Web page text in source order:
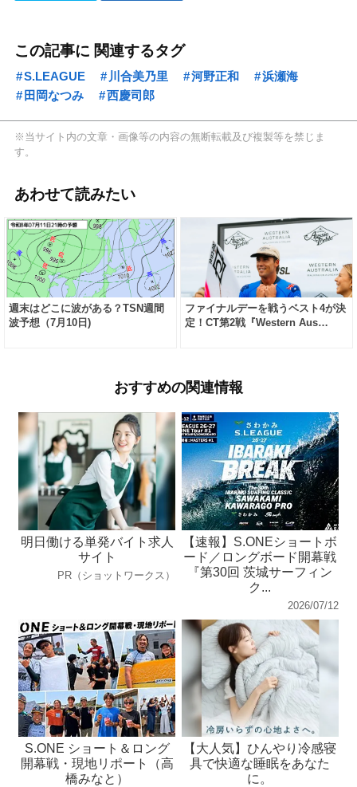
この記事に 関連するタグ
S.LEAGUE 川合美乃里 河野正和
浜瀬海
田岡なつみ
西慶司郎
※当サイト内の文章・画像等の内容の無断転載及び複製等を禁じま
す。
あわせて読みたい
週末はどこに波がある？TSN週間
波予想（7月10日)
ファイナルデーを戦うベスト4が決
定！CT第2戦『Western Aus…
おすすめの関連情報
明日働ける単発バイト求人
サイト
PR（ショットワークス）
【速報】S.ONEショートボ
ード／ロングボード開幕戦
『第30回 茨城サーフィン
ク...
2026/07/12
S.ONE ショート＆ロング
開幕戦・現地リポート（高
橋みなと）
【大人気】ひんやり冷感寝
具で快適な睡眠をあなた
に。